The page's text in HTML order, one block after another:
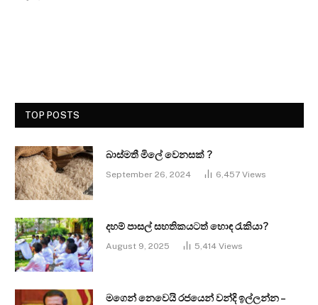
TOP POSTS
බාස්මතී මිලේ වෙනසක් ?
September 26, 2024 6,457 Views
දහම් පාසල් සහතිකයටත් හොඳ රැකියා?
August 9, 2025 5,414 Views
මගෙන් නෙවෙයි රජයෙන් වන්දි ඉල්ලන්න –